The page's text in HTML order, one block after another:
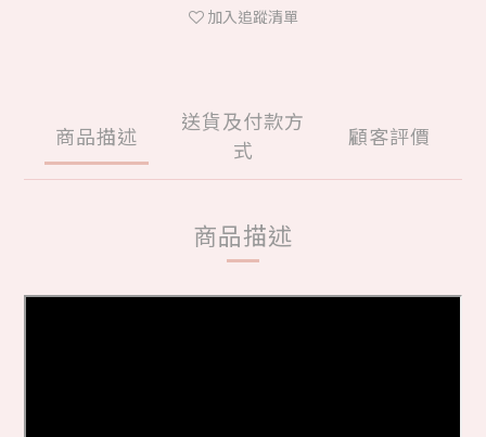
加入追蹤清單
商品描述
送貨及付款方
式
顧客評價
商品描述